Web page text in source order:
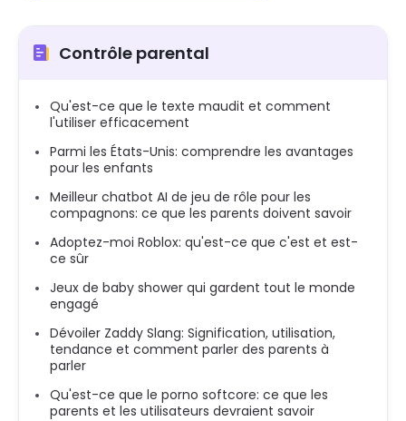
Contrôle parental
Qu'est-ce que le texte maudit et comment
l'utiliser efficacement
Parmi les États-Unis: comprendre les avantages
pour les enfants
Meilleur chatbot AI de jeu de rôle pour les
compagnons: ce que les parents doivent savoir
Adoptez-moi Roblox: qu'est-ce que c'est et est-
ce sûr
Jeux de baby shower qui gardent tout le monde
engagé
Dévoiler Zaddy Slang: Signification, utilisation,
tendance et comment parler des parents à
parler
Qu'est-ce que le porno softcore: ce que les
parents et les utilisateurs devraient savoir